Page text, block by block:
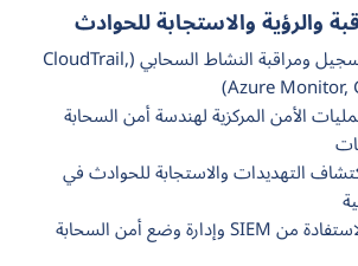
والرؤية والاستجابة للحوادث
تسجيل ومراقبة النشاط السحابي (CloudTrail,
Azure Monitor,
الأمن المركزية لهندسة أمن السحابة
التهديدات والاستجابة للحوادث في
الاستفادة من SIEM وإدارة وضع أمن السحابة